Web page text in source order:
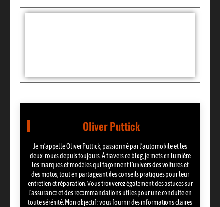
Oliver Puttick
Je m’appelle Oliver Puttick, passionné par l’automobile et les
deux-roues depuis toujours. À travers ce blog, je mets en lumière
les marques et modèles qui façonnent l’univers des voitures et
des motos, tout en partageant des conseils pratiques pour leur
entretien et réparation. Vous trouverez également des astuces sur
l’assurance et des recommandations utiles pour une conduite en
toute sérénité. Mon objectif : vous fournir des informations claires